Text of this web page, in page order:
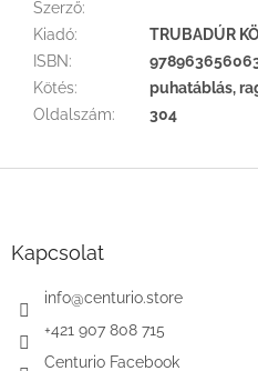
Szerző:
Kiadó:
TRUBADÚR
ISBN:
Kötés:
puhatáblás,
Oldalszám: 304
Kapcsolat
info@centurio.store
+421 907 808 715
Centurio Facebook